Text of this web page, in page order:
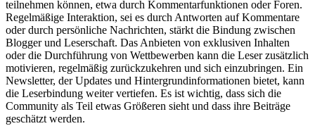
teilnehmen können, etwa durch Kommentarfunktionen oder Foren.
Regelmäßige Interaktion, sei es durch Antworten auf Kommentare
oder durch persönliche Nachrichten, stärkt die Bindung zwischen
Blogger und Leserschaft. Das Anbieten von exklusiven Inhalten
oder die Durchführung von Wettbewerben kann die Leser zusätzlich
motivieren, regelmäßig zurückzukehren und sich einzubringen. Ein
Newsletter, der Updates und Hintergrundinformationen bietet, kann
die Leserbindung weiter vertiefen. Es ist wichtig, dass sich die
Community als Teil etwas Größeren sieht und dass ihre Beiträge
geschätzt werden.